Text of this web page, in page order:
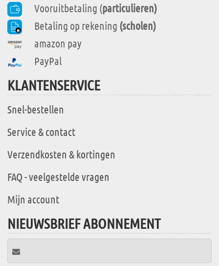
Vooruitbetaling (particulieren)
Betaling op rekening (scholen)
amazon pay
PayPal
KLANTENSERVICE
Snel-bestellen
Service & contact
Verzendkosten & kortingen
FAQ - veelgestelde vragen
Mijn account
NIEUWSBRIEF ABONNEMENT